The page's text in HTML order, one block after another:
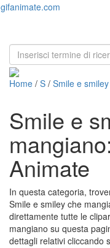
gifanimate.com
Home / S / Smile e smiley
Smile e
Animate
In questa categoria,
Smile e smiley che
direttamente tutte le
mangiano su questa
dettagli relativi cliccando